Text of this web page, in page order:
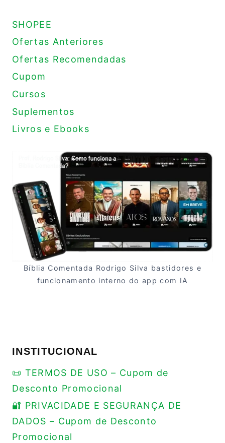
SHOPEE
Ofertas Anteriores
Ofertas Recomendadas
Cupom
Cursos
Suplementos
Livros e Ebooks
Bíblia Comentada Rodrigo Silva bastidores e
funcionamento interno do app com IA
INSTITUCIONAL
📜 TERMOS DE USO – Cupom de
Desconto Promocional
🔐 PRIVACIDADE E SEGURANÇA DE
DADOS – Cupom de Desconto
Promocional